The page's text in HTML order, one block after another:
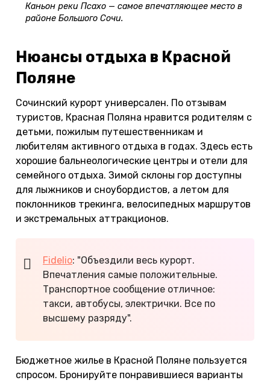
Каньон реки Псахо — самое впечатляющее место в
районе Большого Сочи.
Нюансы отдыха в Красной
Поляне
Сочинский курорт универсален. По отзывам
туристов, Красная Поляна нравится родителям с
детьми, пожилым путешественникам и
любителям активного отдыха в годах. Здесь есть
хорошие бальнеологические центры и отели для
семейного отдыха. Зимой склоны гор доступны
для лыжников и сноубордистов, а летом для
поклонников трекинга, велосипедных маршрутов
и экстремальных аттракционов.
Fidelio: "Объездили весь курорт.
Впечатления самые положительные.
Транспортное сообщение отличное:
такси, автобусы, электрички. Все по
высшему разряду".
Бюджетное жилье в Красной Поляне пользуется
спросом. Бронируйте понравившиеся варианты